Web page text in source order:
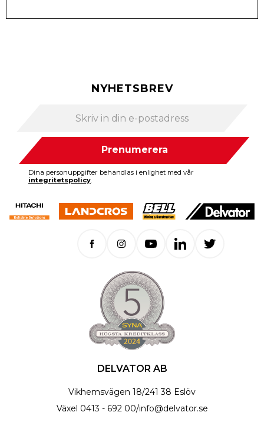
NYHETSBREV
Prenumerera
Dina personuppgifter behandlas i enlighet med vår
integritetspolicy.
DELVATOR AB
Vikhemsvägen 18/241 38 Eslöv
Växel 0413 - 692 00/info@delvator.se